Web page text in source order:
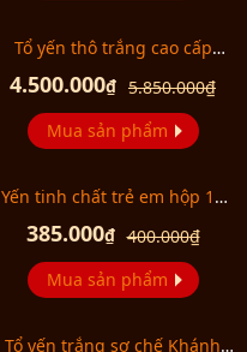
Tổ yến thô trắng cao cấp
5.850.000₫
4.500.000₫
Mua sản phẩm
Yến tinh chất trẻ em hộp 10
400.000₫
385.000₫
Mua sản phẩm
Tổ yến trắng sơ chế Khánh